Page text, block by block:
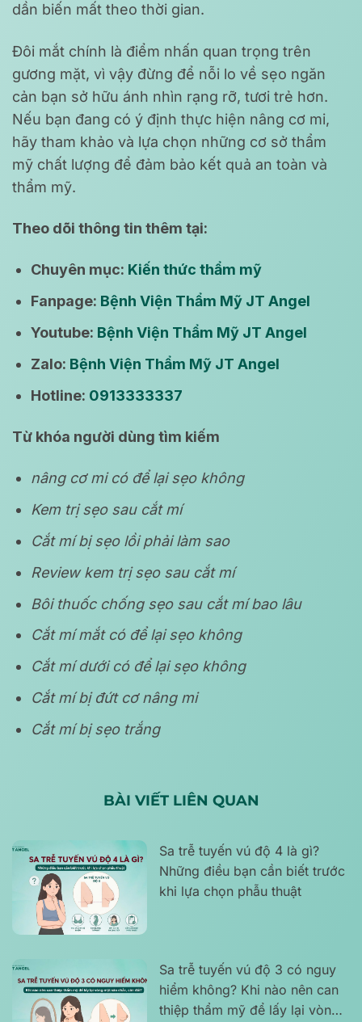
dần biến mất theo thời gian.
Đôi mắt chính là điểm nhấn quan trọng trên
gương mặt, vì vậy đừng để nỗi lo về sẹo ngăn
cản bạn sở hữu ánh nhìn rạng rỡ, tươi trẻ hơn.
Nếu bạn đang có ý định thực hiện nâng cơ mi,
hãy tham khảo và lựa chọn những cơ sở thẩm
mỹ chất lượng để đảm bảo kết quả an toàn và
thẩm mỹ.
Theo dõi thông tin thêm tại:
Chuyên mục: Kiến thức thẩm mỹ
Fanpage: Bệnh Viện Thẩm Mỹ JT Angel
Youtube: Bệnh Viện Thẩm Mỹ JT Angel
Zalo: Bệnh Viện Thẩm Mỹ JT Angel
Hotline: 0913333337
Từ khóa người dùng tìm kiếm
nâng cơ mi có để lại sẹo không
Kem trị sẹo sau cắt mí
Cắt mí bị sẹo lồi phải làm sao
Review kem trị sẹo sau cắt mí
Bôi thuốc chống sẹo sau cắt mí bao lâu
Cắt mí mắt có để lại sẹo không
Cắt mí dưới có để lại sẹo không
Cắt mí bị đứt cơ nâng mi
Cắt mí bị sẹo trắng
BÀI VIẾT LIÊN QUAN
Sa trễ tuyến vú độ 4 là gì?
Những điều bạn cần biết trước
khi lựa chọn phẫu thuật
Sa trễ tuyến vú độ 3 có nguy
hiểm không? Khi nào nên can
thiệp thẩm mỹ để lấy lại vòng